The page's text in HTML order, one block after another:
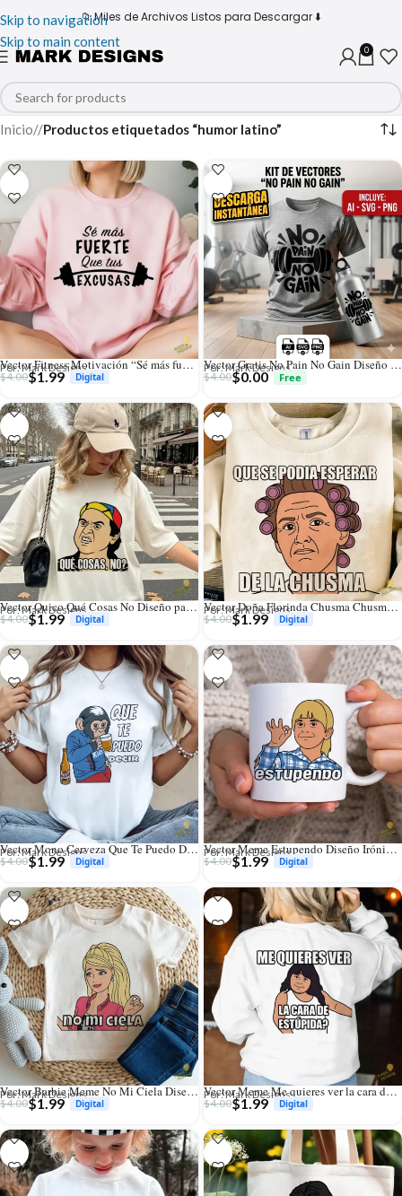
Skip to navigation
Skip to main content
📁 Miles de Archivos Listos para Descargar ⬇️
0
Inicio/ Productos etiquetados “humor latino”
Vector Fitness Motivación “Sé más fuerte que tus excusas” para Sublimación
Por: Mark Designs
$4.00$1.99
Vector Gratis No Pain No Gain Diseño Gym para Sublimación y Vinilo
Por: Mark Designs
$4.00$0.00
Vector Quico Qué Cosas No Diseño para Sublimación y Estampados
Por: Mark Designs
$4.00$1.99
Vector Doña Florinda Chusma Chusma Diseño para Sublimación y Estampados
Por: Mark Designs
$4.00$1.99
Vector Mono Cerveza Que Te Puedo Decir Diseño para Sublimación Chopps
Por: Mark Designs
$4.00$1.99
Vector Meme Estupendo Diseño Irónico para Sublimación y Estampados
Por: Mark Designs
$4.00$1.99
Vector Barbie Meme No Mi Ciela Diseño para Sublimación y Estampados
Por: Mark Designs
$4.00$1.99
Vector Meme Me quieres ver la cara de estúpida para Sublimación
Por: Mark Designs
$4.00$1.99